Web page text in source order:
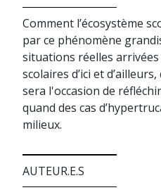
Comment l’écosystème
par ce phénomène
situations réelles
scolaires d’ici et
sera l'occasion de
quand des cas
milieux.
AUTEUR.E.S